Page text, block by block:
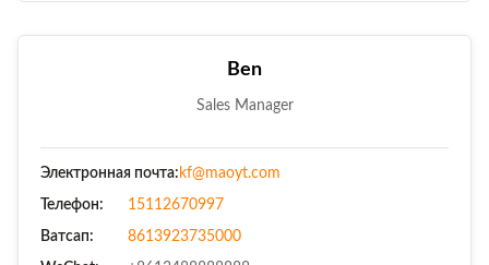
Ben
Sales Manager
Электронная почта: kf@maoyt.com
Телефон: 15112670997
Ватсап: 8613923735000